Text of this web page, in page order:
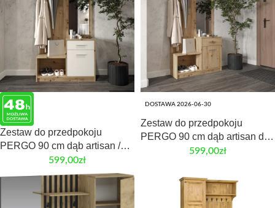
Zestaw do przedpokoju
PERGO 90 cm dąb artisan /
kaszmir do przedpokoju
599,00zł
DOSTAWA 2026-06-30
Zestaw do przedpokoju
PERGO 90 cm dąb artisan do
przedpokoju599,00zł